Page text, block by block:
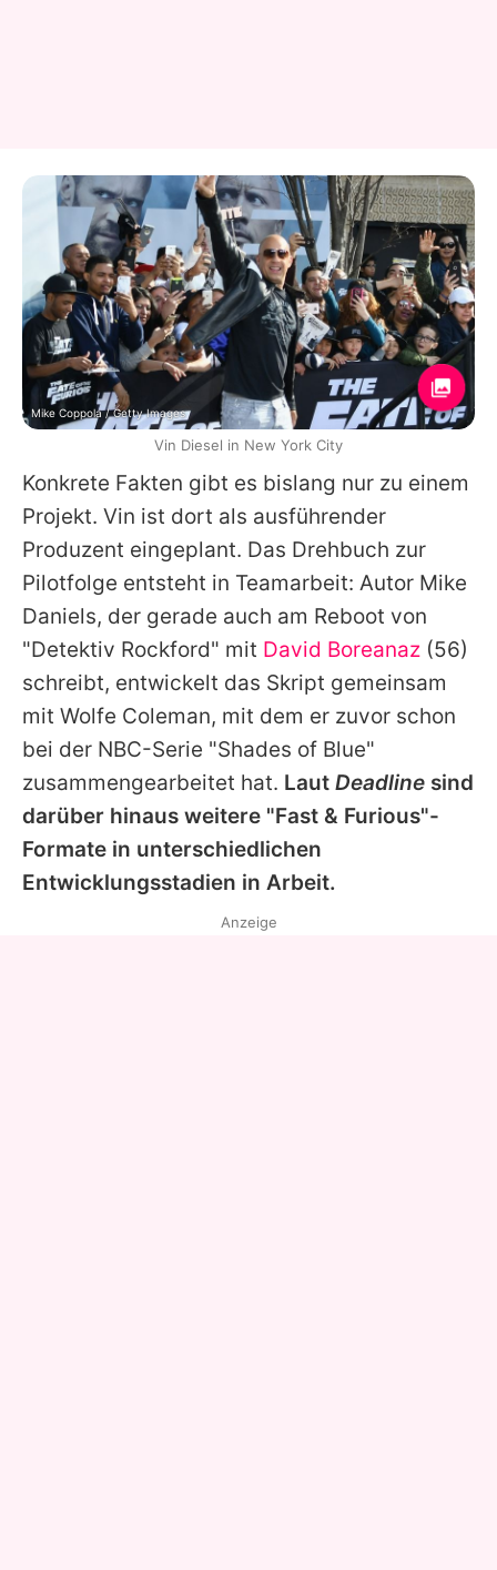
Konkrete Fakten gibt es bislang nur zu einem
Projekt. Vin ist dort als ausführender
Produzent eingeplant. Das Drehbuch zur
Pilotfolge entsteht in Teamarbeit: Autor Mike
Daniels, der gerade auch am Reboot von
"Detektiv Rockford" mit David Boreanaz (56)
schreibt, entwickelt das Skript gemeinsam
mit Wolfe Coleman, mit dem er zuvor schon
bei der NBC-Serie "Shades of Blue"
zusammengearbeitet hat. Laut Deadline sind
darüber hinaus weitere "Fast & Furious"-
Formate in unterschiedlichen
Entwicklungsstadien in Arbeit.
Mike Coppola / Getty Images
Vin Diesel in New York City
Anzeige